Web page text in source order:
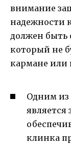
внимание
надежности
должен быть
который не
кармане или
Одним из
является
клинка